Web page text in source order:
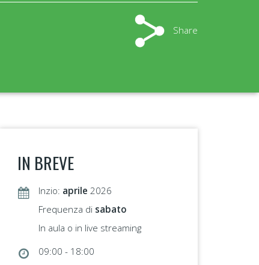
Share
IN BREVE
Inzio: aprile 2026
Frequenza di sabato
In aula o in live streaming
09:00 - 18:00